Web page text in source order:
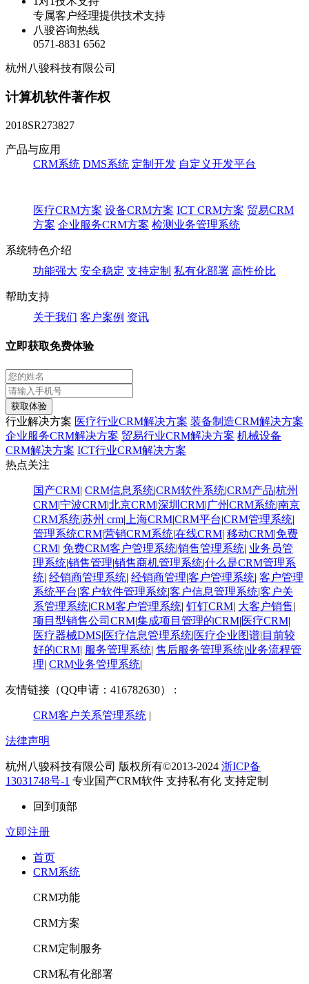
专属客户经理提供技术支持
八骏咨询热线
0571-8831 6562
杭州八骏科技有限公司
计算机软件著作权
2018SR273827
产品与应用
CRM系统 DMS系统 定制开发 自定义开发平台
医疗CRM方案 设备CRM方案 ICT CRM方案 贸易CRM
方案 企业服务CRM方案 检测业务管理系统
系统特色介绍
功能强大 安全稳定 支持定制 私有化部署 高性价比
帮助支持
关于我们 客户案例 资讯
立即获取免费体验
获取体验
行业解决方案 医疗行业CRM解决方案 装备制造CRM解决方案
企业服务CRM解决方案 贸易行业CRM解决方案 机械设备
CRM解决方案 ICT行业CRM解决方案
热点关注
国产CRM| CRM信息系统|CRM软件系统|CRM产品|杭州
CRM|宁波CRM|北京CRM|深圳CRM|广州CRM系统|南京
CRM系统|苏州 crm| 上海CRM|CRM平台|CRM管理系统|
管理系统CRM|营销CRM系统|在线CRM| 移动CRM|免费
CRM| 免费CRM客户管理系统|销售管理系统| 业务员管
理系统|销售管理|销售商机管理系统|什么是CRM管理系
统| 经销商管理系统| 经销商管理|客户管理系统| 客户管理
系统平台|客户软件管理系统|客户信息管理系统|客户关
系管理系统|CRM客户管理系统| 钉钉CRM| 大客户销售|
项目型销售公司CRM|集成项目管理的CRM|医疗CRM|
医疗器械DMS|医疗信息管理系统|医疗企业图谱| ​目前较
好的CRM| 服务管理系统| 售后服务管理系统|业务流程管
理| CRM业务管理系统|
友情链接（QQ申请：416782630） :
CRM客户关系管理系统 |
法律声明
杭州八骏科技有限公司 版权所有©2013-2024 浙ICP备
13031748号-1 专业国产CRM软件 支持私有化 支持定制
回到顶部
立即注册
首页
CRM系统
CRM功能
CRM方案
CRM定制服务
CRM私有化部署